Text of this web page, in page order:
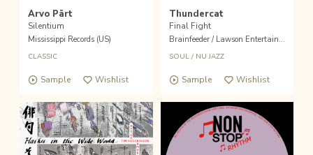
Arvo Pärt
Silentium
Mississippi Records (US)
CLASSIC
Sample Wishlist
Thundercat
Final Fight
Brainfeeder / Lawson Entertainment, Inc.(Hmv Recor
SOUL/ NU JAZZ
Sample Wishlist